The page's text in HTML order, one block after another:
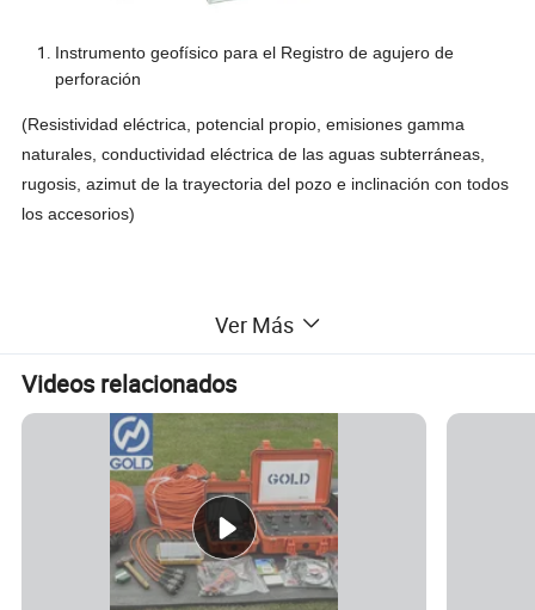
Instrumento geofísico para el Registro de agujero de
perforación
(Resistividad eléctrica, potencial propio, emisiones gamma
naturales, conductividad eléctrica de las aguas subterráneas,
rugosis, azimut de la trayectoria del pozo e inclinación con todos
los accesorios)
El Registro Geofísico generalmente significa "hacer un registro"
madereo de pozos de sondeo es, por lo tanto, la práctica de
hacer un registro detallado (un registro de pozos) de las
formaciones geológicas penetradas por un pozo. El registro
puede basarse en la inspección visual de las muestras que se
han llevado a la superficie
Aquí está una lista de algunos de los tipos de registros de pozo
que se están utilizando actualmente.
Ver Más
Videos relacionados